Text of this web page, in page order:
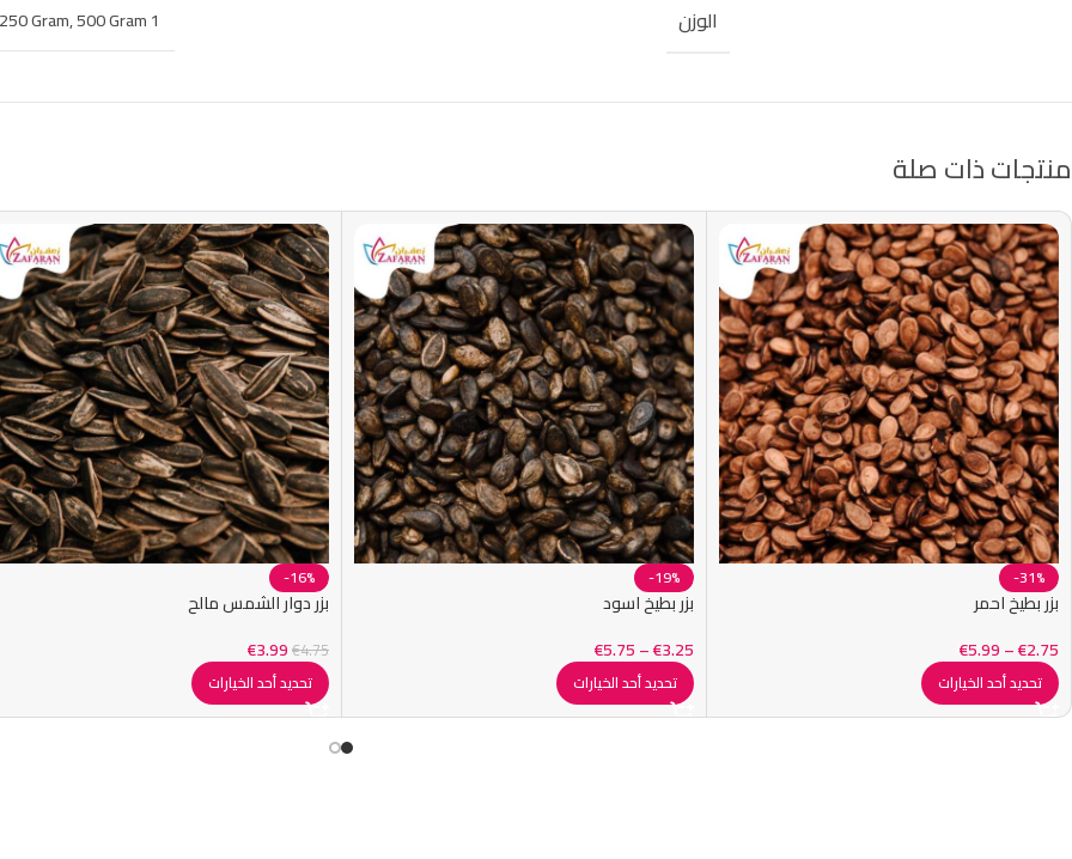
الوزن 1 kilo
250 Gram,500 Gram
منتجات ذات صلة
-31%
بزر بطيخ احمر
€2.75
–
€5.99
تحديد أحد الخيارات
-19%
بزر بطيخ اسود
€3.25
–
€5.75
تحديد أحد الخيارات
-16%
بزر دوار الشمس مالح
€4.75
€3.99
تحديد أحد الخيارات